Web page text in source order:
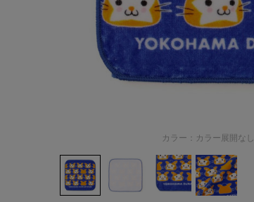
カラー：カラー展開なし